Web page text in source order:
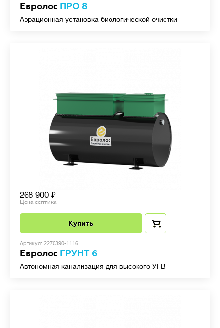
Евролос ПРО 8
Аэрационная установка биологической очистки
268 900
Цена септика
Купить
Артикул: 2270390-1116
Евролос ГРУНТ 6
Автономная канализация для высокого УГВ